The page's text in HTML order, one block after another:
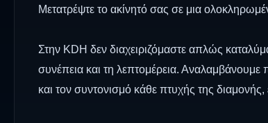
Μετατρέψτε το ακίνητό σας σε μια
Στην KDH δεν διαχειριζόμαστε απλώς
συνέπεια και τη λεπτομέρεια. Αναλαμβάνουμε
και τον συντονισμό κάθε πτυχής της